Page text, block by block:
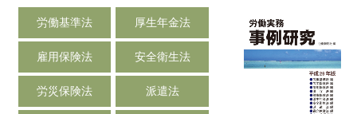
労働基準法 厚生年金法
雇用保険法 安全衛生法
労災保険法 派遣法